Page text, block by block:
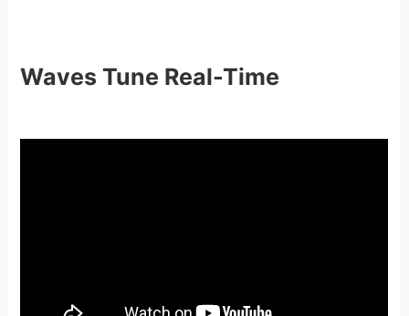
Waves Tune Real-Time